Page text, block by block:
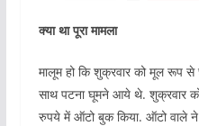
क्या था पूरा मामला
मालूम हो कि शुक्रवार को मूल रूप से
साथ पटना घूमने आये थे. शुक्रवार
रुपये में ऑटो बुक किया. ऑटो वाले